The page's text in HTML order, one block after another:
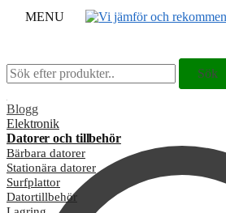
MENU
Sök
efter:
Sök
Blogg
Sök
efter:
Sök
Elektronik
Datorer och tillbehör
Bärbara datorer
Stationära datorer
Surfplattor
Datortillbehör